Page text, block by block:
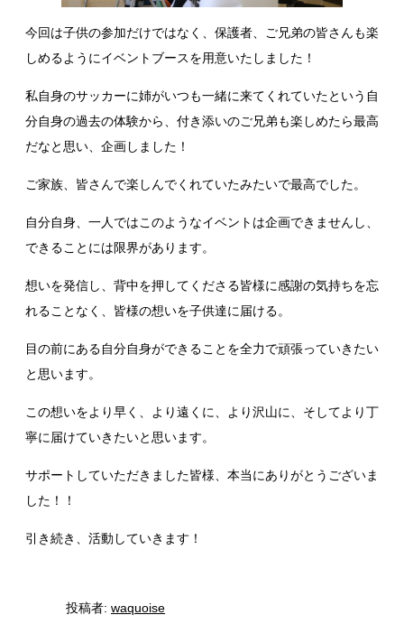
今回は子供の参加だけではなく、保護者、ご兄弟の皆さんも楽
しめるようにイベントブースを用意いたしました！
私自身のサッカーに姉がいつも一緒に来てくれていたという自
分自身の過去の体験から、付き添いのご兄弟も楽しめたら最高
だなと思い、企画しました！
ご家族、皆さんで楽しんでくれていたみたいで最高でした。
自分自身、一人ではこのようなイベントは企画できませんし、
できることには限界があります。
想いを発信し、背中を押してくださる皆様に感謝の気持ちを忘
れることなく、皆様の想いを子供達に届ける。
目の前にある自分自身ができることを全力で頑張っていきたい
と思います。
この想いをより早く、より遠くに、より沢山に、そしてより丁
寧に届けていきたいと思います。
サポートしていただきました皆様、本当にありがとうございま
した！！
引き続き、活動していきます！
投稿者: waquoise